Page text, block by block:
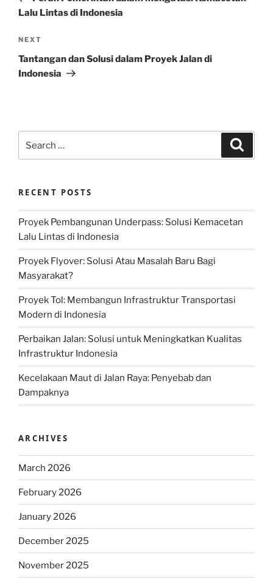
Lalu Lintas di Indonesia
Next
Post
NEXT
Tantangan dan Solusi dalam Proyek Jalan di
Indonesia
for:
RECENT POSTS
Proyek Pembangunan Underpass: Solusi Kemacetan
Lalu Lintas di Indonesia
Proyek Flyover: Solusi Atau Masalah Baru Bagi
Masyarakat?
Proyek Tol: Membangun Infrastruktur Transportasi
Modern di Indonesia
Perbaikan Jalan: Solusi untuk Meningkatkan Kualitas
Infrastruktur Indonesia
Kecelakaan Maut di Jalan Raya: Penyebab dan
Dampaknya
ARCHIVES
March 2026
February 2026
January 2026
December 2025
November 2025